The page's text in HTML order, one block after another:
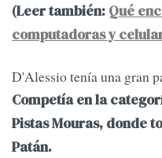
(Leer también: Qué
computadoras y
D'Alessio tenía una gran
Competía en la
Pistas Mouras, donde
Patán.